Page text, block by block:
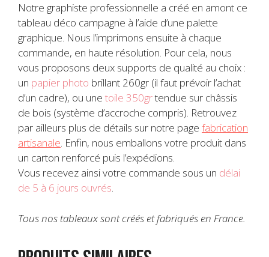
Notre graphiste professionnelle a créé en amont ce
tableau déco campagne à l’aide d’une palette
graphique. Nous l’imprimons ensuite à chaque
commande, en haute résolution. Pour cela, nous
vous proposons deux supports de qualité au choix :
un papier photo brillant 260gr (il faut prévoir l’achat
d’un cadre), ou une toile 350grtendue sur châssis
de bois (système d’accroche compris). Retrouvez
par ailleurs plus de détails sur notre page fabrication
artisanale. Enfin, nous emballons votre produit dans
un carton renforcé puis l’expédions.
Vous recevez ainsi votre commande sous un délai
de 5 à 6 jours ouvrés.
Tous nos tableaux sont créés et fabriqués en France.